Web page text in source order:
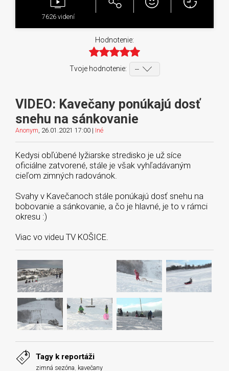
7626 videní
Hodnotenie:
Tvoje hodnotenie:
VIDEO: Kavečany ponúkajú dosť
snehu na sánkovanie
Anonym , 26.01.2021 17:00 | Iné
Kedysi obľúbené lyžiarske stredisko je už síce
oficiálne zatvorené, stále je však vyhľadávaným
cieľom zimných radovánok.
Svahy v Kavečanoch stále ponúkajú dosť snehu na
bobovanie a sánkovanie, a čo je hlavné, je to v rámci
okresu :)
Viac vo videu TV KOŠICE.
Tagy k reportáži
zimná sezóna kavečany